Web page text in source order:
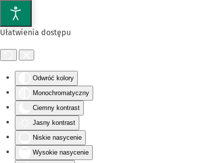
Ułatwienia dostępu
Odwróć kolory
Monochromatyczny
Ciemny kontrast
Jasny kontrast
Niskie nasycenie
Wysokie nasycenie
Przejdź do głównej treści